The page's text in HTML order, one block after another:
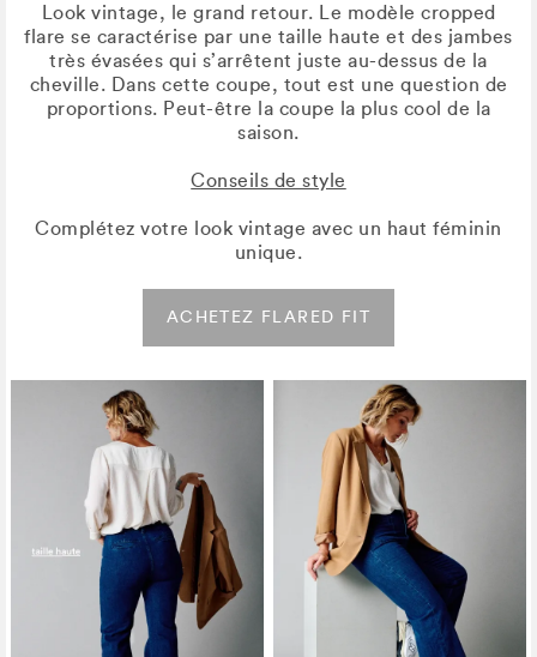
Look vintage, le grand retour. Le modèle cropped
flare se caractérise par une taille haute et des jambes
très évasées qui s’arrêtent juste au-dessus de la
cheville. Dans cette coupe, tout est une question de
proportions. Peut-être la coupe la plus cool de la
saison.
Conseils de style
Complétez votre look vintage avec un haut féminin
unique.
ACHETEZ FLARED FIT